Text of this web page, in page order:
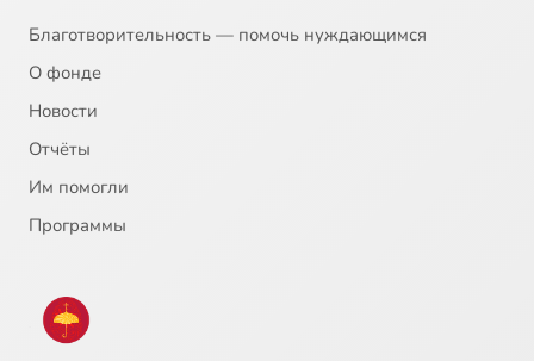
Благотворительность — помочь нуждающимся
О фонде
Новости
Отчёты
Им помогли
Программы